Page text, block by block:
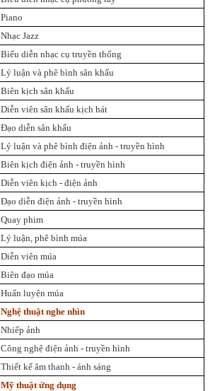
Piano
Nhạc Jazz
Biểu diễn nhạc cụ truyền thống
Lý luận và phê bình sân khấu
Biên kịch sân khấu
Diễn viên sân khấu kịch hát
Đạo diễn sân khấu
Lý luận và phê bình điện ảnh - truyền hình
Biên kịch điện ảnh - truyền hình
Diễn viên kịch - điện ảnh
Đạo diễn điện ảnh - truyền hình
Quay phim
Lý luận, phê bình múa
Diễn viên múa
Biên đạo múa
Huấn luyện múa
Nghệ thuật nghe nhìn
Nhiếp ảnh
Công nghệ điện ảnh - truyền hình
Thiết kế âm thanh - ánh sáng
Mỹ thuật ứng dụng